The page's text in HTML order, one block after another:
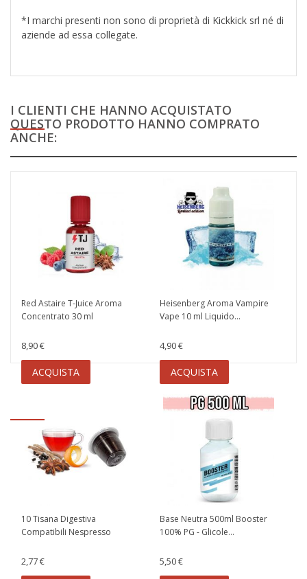
*I marchi presenti non sono di proprietà di Kickkick srl né di
aziende ad essa collegate.
I CLIENTI CHE HANNO ACQUISTATO
QUESTO PRODOTTO HANNO COMPRATO
ANCHE:
Red Astaire T-Juice Aroma
Concentrato 30 ml
8,90 €
ACQUISTA
Heisenberg Aroma Vampire
Vape 10 ml Liquido...
4,90 €
ACQUISTA
10 Tisana Digestiva
Compatibili Nespresso
2,77 €
Base Neutra 500ml Booster
100% PG - Glicole...
5,50 €